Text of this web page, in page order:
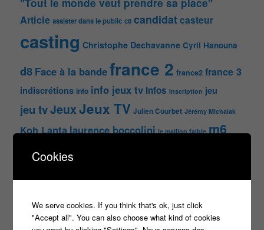
Article assister dans le public c8 candidatcasteur
casting Christophe Dechavanne Cyril Hanouna
d8 Face à la bandefrance 2 france2 france 3
indiscrétions info info jeux tv Infos Inscription jeu
jeu tvJeuxJeux TV Julien Courbet Jérémy Michalak
Koh Lanta laurence boccolini le maillon faible m6
n'oubliez pas les paroles
Olivier Minne pékin express révélation tf1 TLMVPSP
Cookies
We serve cookies. If you think that's ok, just click
"Accept all". You can also choose what kind of cookies